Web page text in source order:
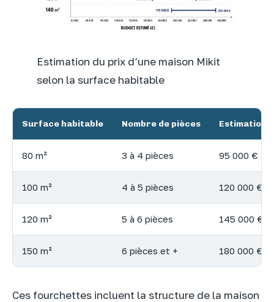
Estimation du prix d’une maison Mikit
selon la surface habitable
Surface habitable Nombre de pièces Estimation
80 m² 3 à 4 pièces 95 000 € –
100 m² 4 à 5 pièces 120 000 € –
120 m² 5 à 6 pièces 145 000 €
150 m² 6 pièces et + 180 000 €
Ces fourchettes incluent la structure de la maison